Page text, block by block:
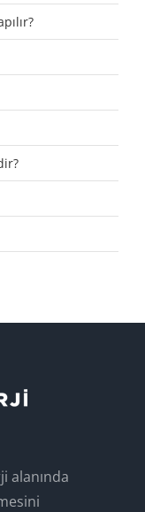
alanında